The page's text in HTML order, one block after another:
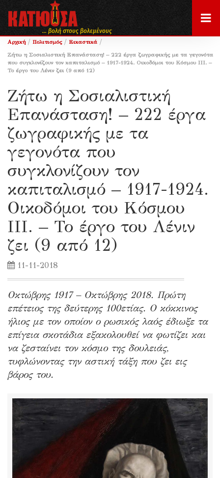
... βολή στους βολεμένους
Αρχική / Πολιτισμός / Εικαστικά /
Ζήτω η Σοσιαλιστική Επανάσταση! – 222 έργα ζωγραφικής με τα γεγονότα
που συγκλονίζουν τον καπιταλισμό – 1917-1924. Οικοδόμοι του Κόσμου ΙΙΙ. –
Το έργο του Λένιν ζει (9 από 12)
Ζήτω η Σοσιαλιστική
Επανάσταση! – 222 έργα
ζωγραφικής με τα
γεγονότα που
συγκλονίζουν τον
καπιταλισμό – 1917-1924.
Οικοδόμοι του Κόσμου
ΙΙΙ. – Το έργο του Λένιν
ζει (9 από 12)
11-11-2018
Οκτώβρης 1917 – Οκτώβρης 2018. Πρώτη
επέτειος της δεύτερης 100ετίας. Ο κόκκινος
ήλιος με τον οποίον ο ρωσικός λαός έδιωξε τα
επίγεια σκοτάδια εξακολουθεί να φωτίζει και
να ζεσταίνει τον κόσμο της δουλειάς,
τυφλώνοντας την αστική τάξη που ζει εις
βάρος του.